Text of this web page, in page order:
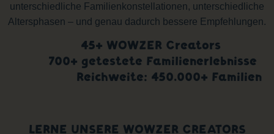
unterschiedliche Familienkonstellationen, unterschiedliche
Altersphasen – und genau dadurch bessere Empfehlungen.
45+ WOWZER Creators
700+ getestete Familienerlebnisse
Reichweite: 450.000+ Familien
LERNE UNSERE WOWZER CREATORS